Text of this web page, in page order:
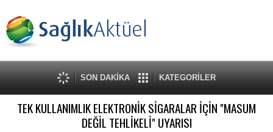
SON DAKİKA KATEGORİLER
TEK KULLANIMLIK ELEKTRONİK SİGARALAR İÇİN "MASUM
DEĞİL TEHLİKELİ" UYARISI